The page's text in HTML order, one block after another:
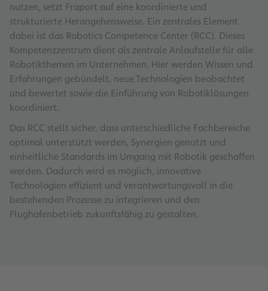
nutzen, setzt Fraport auf eine koordinierte und
strukturierte Herangehensweise. Ein zentrales Element
dabei ist das Robotics Competence Center (RCC). Dieses
Kompetenzzentrum dient als zentrale Anlaufstelle für alle
Robotikthemen im Unternehmen. Hier werden Wissen und
Erfahrungen gebündelt, neue Technologien beobachtet
und bewertet sowie die Einführung von Robotiklösungen
koordiniert.
Das RCC stellt sicher, dass unterschiedliche Fachbereiche
optimal unterstützt werden, Synergien genutzt und
einheitliche Standards im Umgang mit Robotik geschaffen
werden. Dadurch wird es möglich, innovative
Technologien effizient und verantwortungsvoll in die
bestehenden Prozesse zu integrieren und den
Flughafenbetrieb zukunftsfähig zu gestalten.